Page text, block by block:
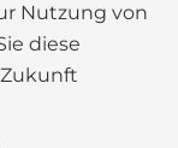
Nutzung von
diese